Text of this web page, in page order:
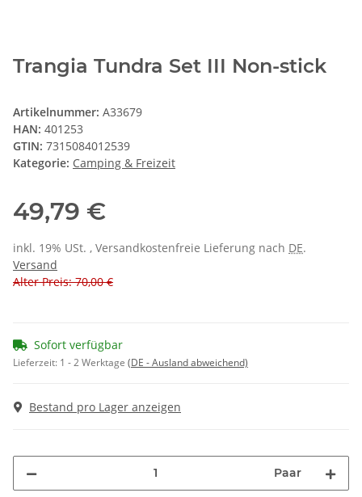
Trangia Tundra Set III Non-stick
Artikelnummer: A33679
HAN: 401253
GTIN: 7315084012539
Kategorie: Camping & Freizeit
49,79 €
inkl. 19% USt. , Versandkostenfreie Lieferung nach DE.
Versand
Alter Preis: 70,00 €
Sofort verfügbar
Lieferzeit: 1 - 2 Werktage (DE - Ausland abweichend)
Bestand pro Lager anzeigen
Paar